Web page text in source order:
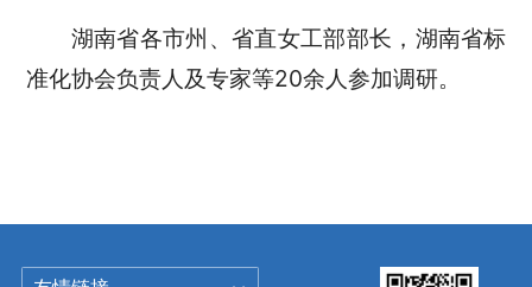
湖南省各市州、省直女工部部长，湖南省标
准化协会负责人及专家等20余人参加调研。